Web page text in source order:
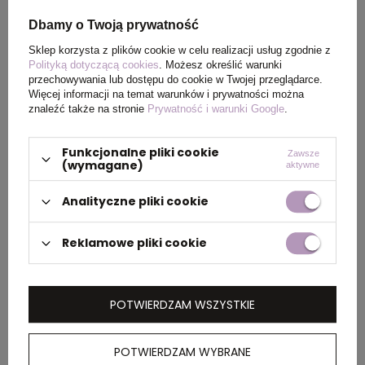
PAKOWANIE
Wymiary
kartonu
zewnętrznego
38 x 47 x 28 cm,39 x 58 x
30 cm
zewnętrznego
Damska koszulka polo Calgary z krótkim
Dbamy o Twoją prywatność
Sklep korzysta z plików cookie w celu realizacji usług zgodnie z
Polityką dotyczącą cookies. Możesz określić warunki
przechowywania lub dostępu do cookie w Twojej przeglądarce.
Więcej informacji na temat warunków i prywatności można
znaleźć także na stronie Prywatność i warunki Google.
Funkcjonalne pliki cookie
(wymagane)
Zawsze
aktywne
Analityczne pliki cookie
Reklamowe pliki cookie
POTWIERDZAM WYBRANE
POTWIERDZAM WSZYSTKIE